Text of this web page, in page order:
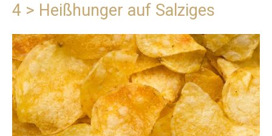
4 > Heißhunger auf Salziges